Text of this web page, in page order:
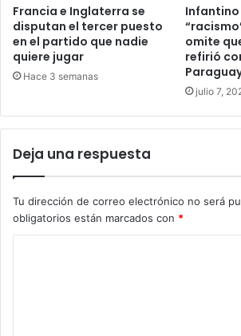
Francia e Inglaterra se
disputan el tercer puesto
en el partido que nadie
quiere jugar
Hace 3 semanas
omite
refirió
julio 7,
Deja una respuesta
Tu dirección de correo electrónico no será
obligatorios están marcados con *